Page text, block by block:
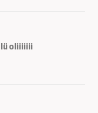
oliiiiiii